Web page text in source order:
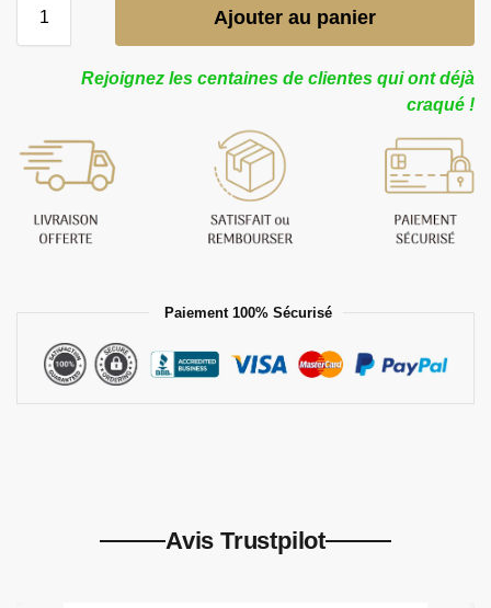
Ajouter au panier
Rejoignez les centaines de clientes qui ont déjà
craqué !
Paiement 100% Sécurisé
Avis Trustpilot